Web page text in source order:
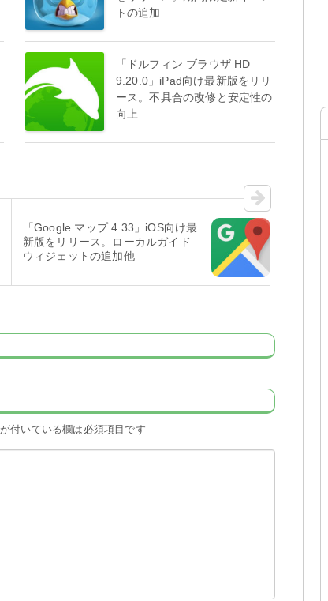
トの追加
「ドルフィン ブラウザ HD
9.20.0」iPad向け最新版をリリ
ース。不具合の改修と安定性の
向上
「Google マップ 4.33」iOS向け最
新版をリリース。ローカルガイド
ウィジェットの追加他
が付いている欄は必須項目です